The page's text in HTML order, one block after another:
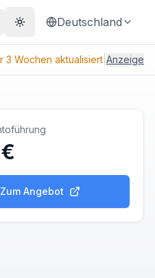
Theme wechseln
Deutschland
3 Wochen aktualisiert Anzeige
Zum Angebot